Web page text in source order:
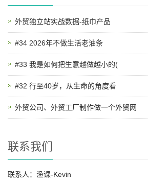
外贸独立站实战数据-纸巾产品
#34 2026年不做生活老油条
#33 我是如何把生意越做越小的(
#32 行至40岁，从生命的角度看
外贸公司、外贸工厂制作做一个外贸网
联系我们
联系人：渔课-Kevin